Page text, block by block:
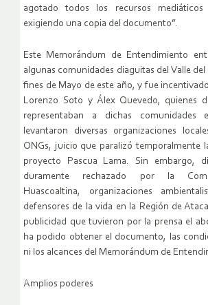
agotado todos los recursos mediáticos
exigiendo una copia del documento”.
Este Memorándum de Entendimiento
algunas comunidades diaguitas del Valle
fines de Mayo de este año, y fue
Lorenzo Soto y Álex Quevedo, quienes
representaban a dichas
levantaron diversas organizaciones
ONGs, juicio que paralizó temporalmente
proyecto Pascua Lama. Sin embargo,
duramente rechazado por la
Huascoaltina, organizaciones
defensores de la vida en la Región de
publicidad que tuvieron por la prensa el
ha podido obtener el documento, las
ni los alcances del Memorándum de
Amplios poderes